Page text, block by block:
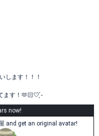
します！！！
ます！‪🫶🏻‎🤍 ̖́-
now!
and get an original avatar!